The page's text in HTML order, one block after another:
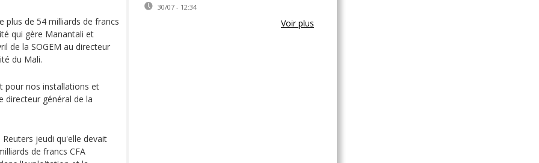
de 54 milliards de francs
qui gère Manantali et
de la SOGEM au directeur
du Mali.
pour nos installations et
directeur général de la
jeudi qu'elle devait
de francs CFA
30/07 - 12:34
Voir plus